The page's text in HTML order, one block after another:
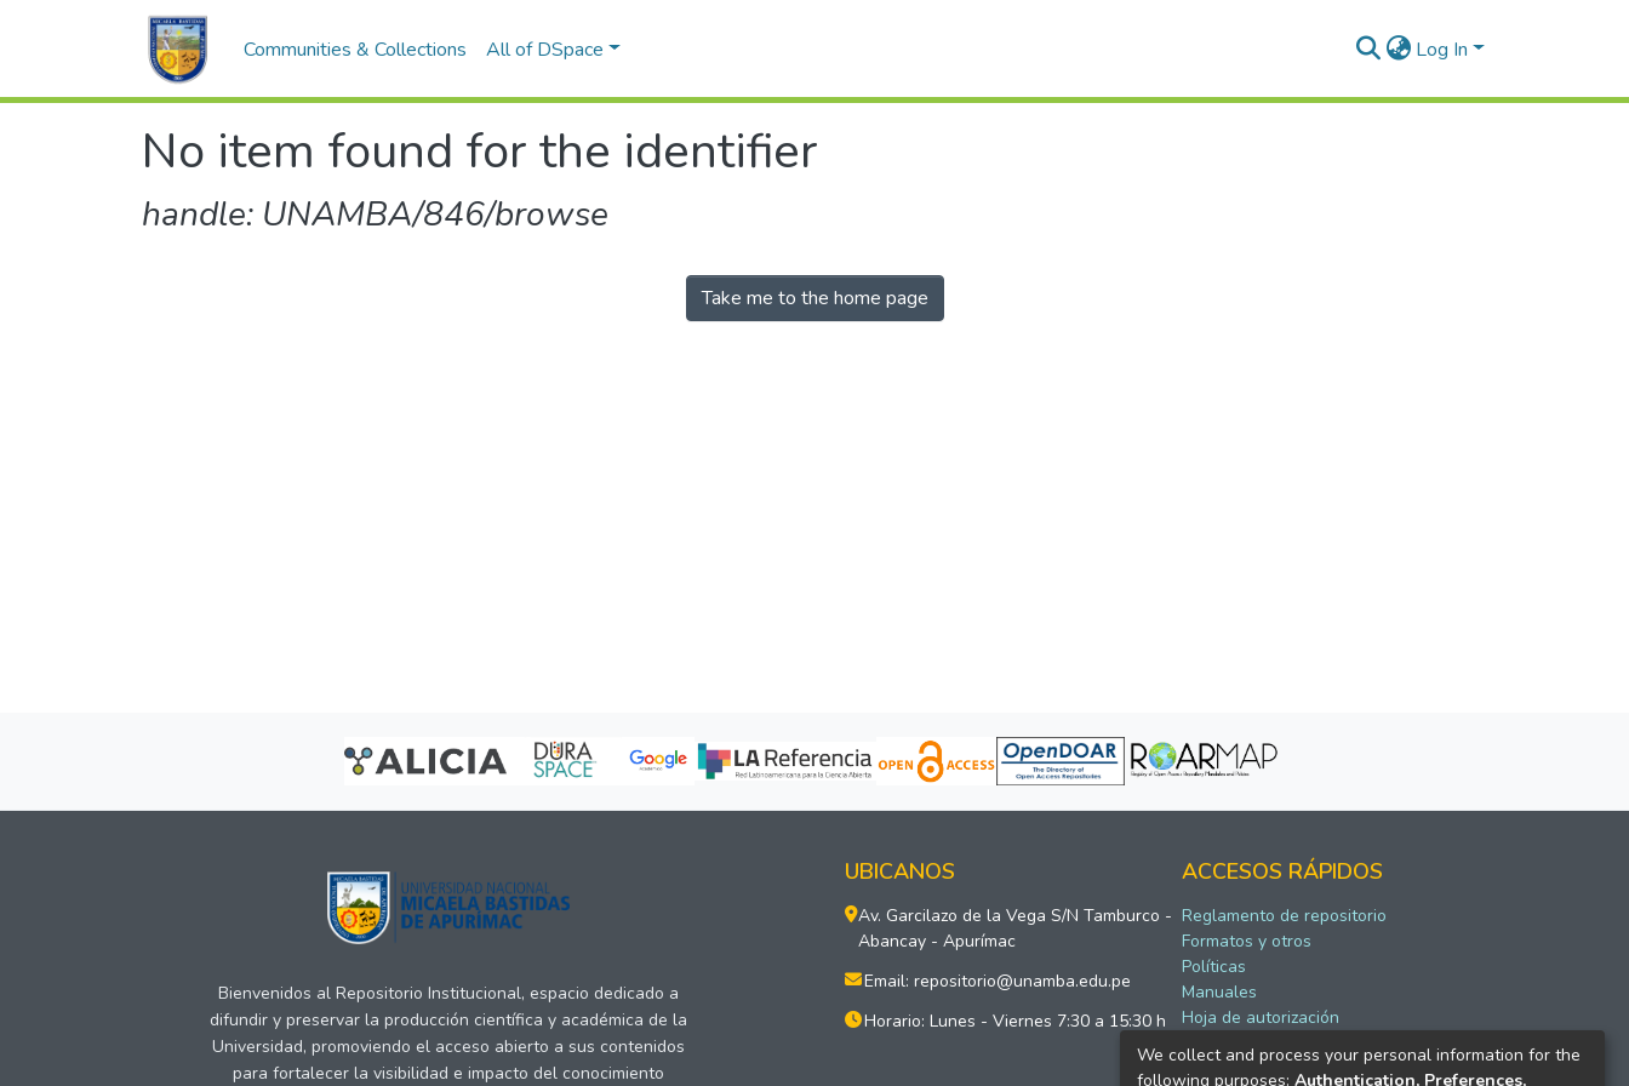
Communities & Collections All of DSpace Log In
No item found for the identifier
handle: UNAMBA/846/browse
Take me to the home page
Bienvenidos al Repositorio Institucional, espacio dedicado a
difundir y preservar la producción científica y académica de la
Universidad, promoviendo el acceso abierto a sus contenidos
para fortalecer la visibilidad e impacto del conocimiento
UBICANOS
Av. Garcilazo de la Vega S/N Tamburco -
Abancay - Apurímac
Email: repositorio@unamba.edu.pe
Horario: Lunes - Viernes 7:30 a 15:30 h
ACCESOS RÁPIDOS
Reglamento de repositorio
Formatos y otros
Políticas
Manuales
Hoja de autorización
We collect and process your personal information for the
following purposes: Authentication, Preferences,